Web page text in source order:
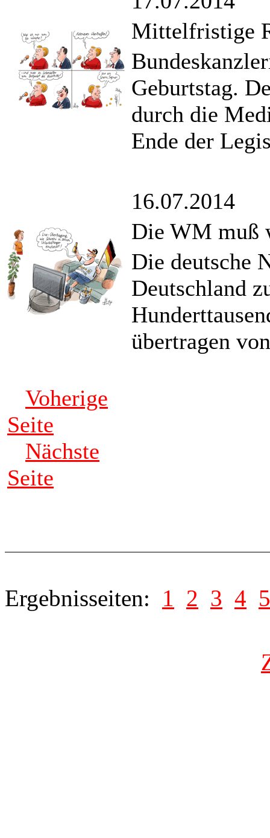
Mittelfristige
Geburtstag.
durch die
Ende der
16.07.2014
Die WM muß
Die deutsche
Deutschland
übertragen
Voherige
Seite
Nächste
Seite
Ergebnisseiten: 1 2 3 4 5